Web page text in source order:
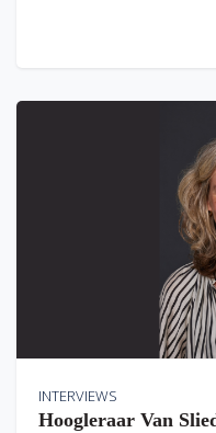
INTERVIEWS
Hoogleraar Van